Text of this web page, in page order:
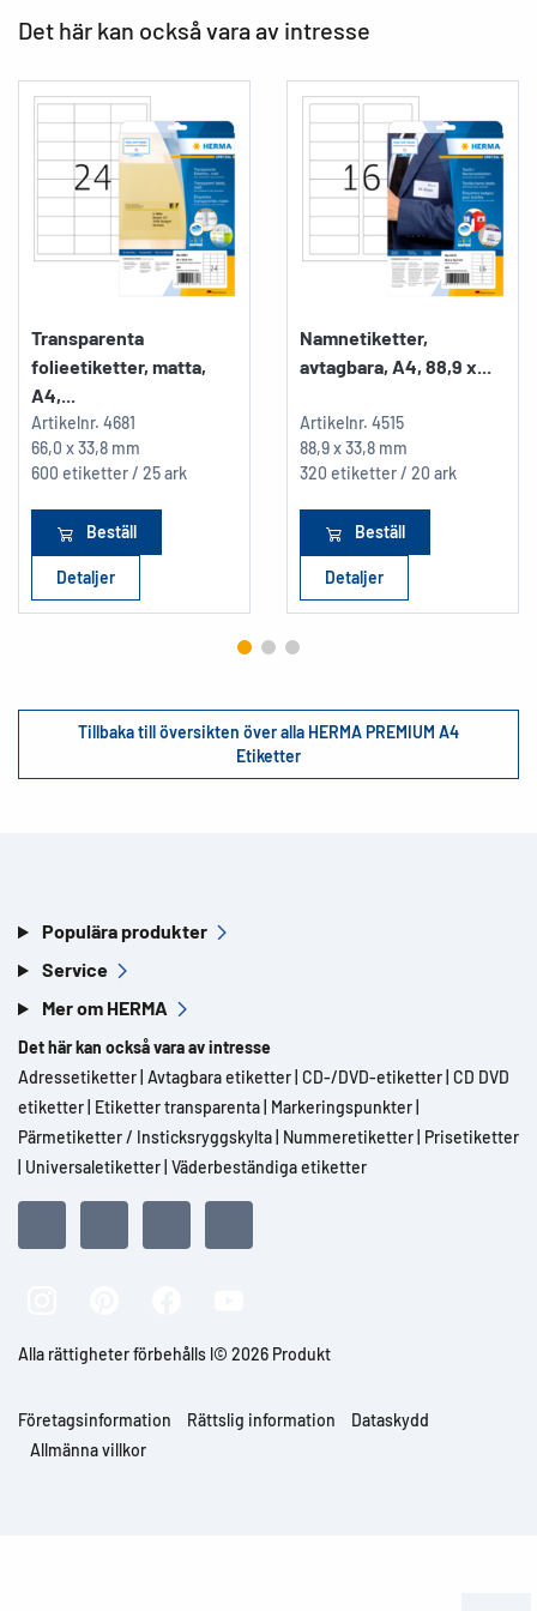
Det här kan också vara av intresse
Transparenta
folieetiketter, matta,
A4,...
Artikelnr. 4681
66,0 x 33,8 mm
600 etiketter / 25 ark
Beställ
Detaljer
Namnetiketter,
avtagbara, A4, 88,9 x...
Artikelnr. 4515
88,9 x 33,8 mm
320 etiketter / 20 ark
Beställ
Detaljer
Tillbaka till översikten över alla HERMA PREMIUM A4
Etiketter
Populära produkter
Service
Mer om HERMA
Det här kan också vara av intresse
Adressetiketter Avtagbara etiketter CD-/DVD-etiketter CD DVD
etiketter Etiketter transparenta Markeringspunkter
Pärmetiketter / Insticksryggskylta Nummeretiketter Prisetiketter
Universaletiketter Väderbeständiga etiketter
Alla rättigheter förbehålls l© 2026 Produkt
Företagsinformation Rättslig information
Dataskydd
Allmänna villkor